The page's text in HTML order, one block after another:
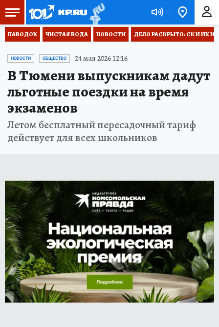
ПАВОДОК ЧИСТАЯ ВОДА НОВОСТИ ДЕЛО РАСКРЫТО: СК И ИХ
НОВОСТИ ОБЩЕСТВО 24 мая 2026 12:16
В Тюмени выпускникам дадут
льготные поездки на время
экзаменов
Летом бесплатный пересадочный тариф
действует для всех школьников